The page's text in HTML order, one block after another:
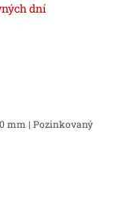
dní
mm | Pozinkovaný